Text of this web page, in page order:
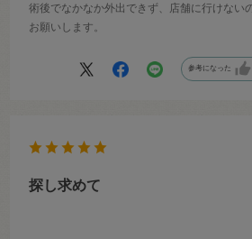
術後でなかなか外出できず、店舗に行けない
お願いします。
参考になった
探し求めて